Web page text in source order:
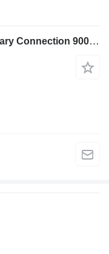
Rotary feed through Liebherr Rotary Connection 9001378 para Liebherr R918 LC/R920 NLC/R922 LC excavadora